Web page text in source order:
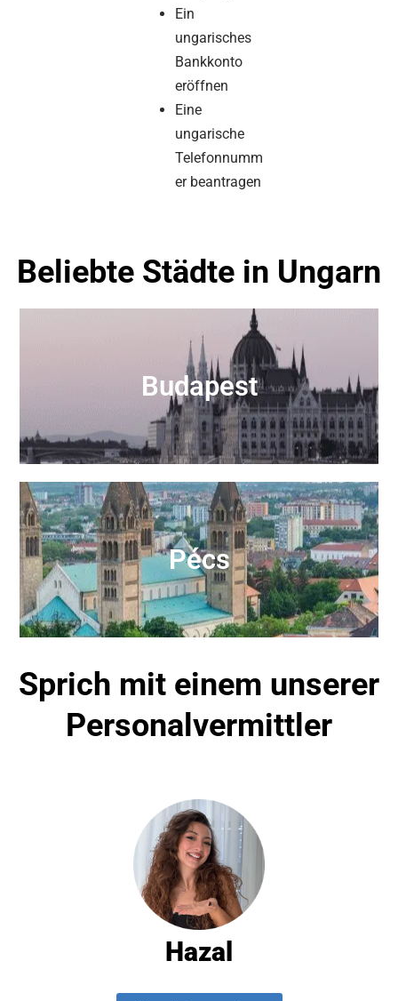
Ein
ungarisches
Bankkonto
eröffnen
Eine
ungarische
Telefonnumm
er beantragen
Beliebte Städte in Ungarn
Budapest
Pécs
Sprich mit einem unserer
Personalvermittler
Hazal